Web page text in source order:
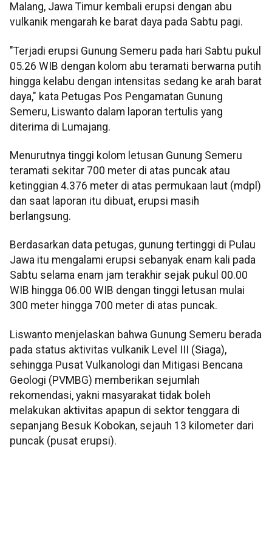
Malang, Jawa Timur kembali erupsi dengan abu
vulkanik mengarah ke barat daya pada Sabtu pagi.
"Terjadi erupsi Gunung Semeru pada hari Sabtu pukul
05.26 WIB dengan kolom abu teramati berwarna putih
hingga kelabu dengan intensitas sedang ke arah barat
daya," kata Petugas Pos Pengamatan Gunung
Semeru, Liswanto dalam laporan tertulis yang
diterima di Lumajang.
Menurutnya tinggi kolom letusan Gunung Semeru
teramati sekitar 700 meter di atas puncak atau
ketinggian 4.376 meter di atas permukaan laut (mdpl)
dan saat laporan itu dibuat, erupsi masih
berlangsung.
Berdasarkan data petugas, gunung tertinggi di Pulau
Jawa itu mengalami erupsi sebanyak enam kali pada
Sabtu selama enam jam terakhir sejak pukul 00.00
WIB hingga 06.00 WIB dengan tinggi letusan mulai
300 meter hingga 700 meter di atas puncak.
Liswanto menjelaskan bahwa Gunung Semeru berada
pada status aktivitas vulkanik Level III (Siaga),
sehingga Pusat Vulkanologi dan Mitigasi Bencana
Geologi (PVMBG) memberikan sejumlah
rekomendasi, yakni masyarakat tidak boleh
melakukan aktivitas apapun di sektor tenggara di
sepanjang Besuk Kobokan, sejauh 13 kilometer dari
puncak (pusat erupsi).